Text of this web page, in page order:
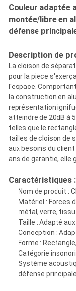
PRIVACY
POLICY
Couleur adaptée
montée/libre en
défense
Description de
La cloison de
pour la pièce
l'espace.
la construction en
représentation
atteindre de 20dB à
telles que le
tailles de cloison de
aux besoins du
ans de garantie, elle
Caractéristiques :
Nom de produit :
Matériel : Forces
métal, verre, tissu
Taille : Adapté
Conception :
Forme :
Catégorie
Système
défense